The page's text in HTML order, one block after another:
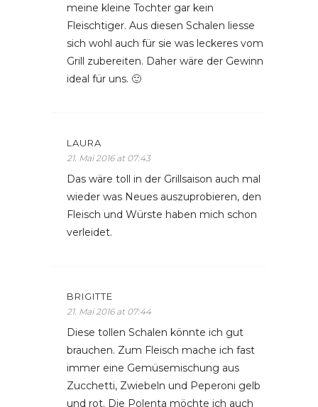
meine kleine Tochter gar kein
Fleischtiger. Aus diesen Schalen liesse
sich wohl auch für sie was leckeres vom
Grill zubereiten. Daher wäre der Gewinn
ideal für uns. 🙂
LAURA
21. Mai 2016 at 07:43
Das wäre toll in der Grillsaison auch mal
wieder was Neues auszuprobieren, den
Fleisch und Würste haben mich schon
verleidet.
BRIGITTE
21. Mai 2016 at 07:44
Diese tollen Schalen könnte ich gut
brauchen. Zum Fleisch mache ich fast
immer eine Gemüsemischung aus
Zucchetti, Zwiebeln und Peperoni gelb
und rot. Die Polenta möchte ich auch